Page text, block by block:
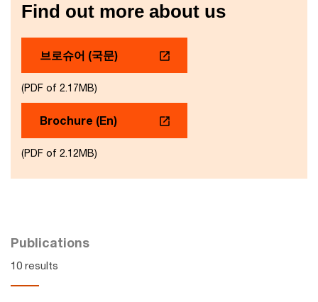
Find out more about us
브로슈어 (국문)
(PDF of 2.17MB)
Brochure (En)
(PDF of 2.12MB)
Publications
10 results